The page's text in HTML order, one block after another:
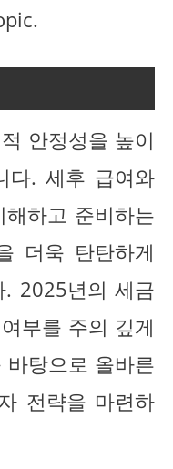
안정성을 높이
다. 세후 급여와
하고 준비하는
더욱 탄탄하게
. 2025년의 세금
부를 주의 깊게
탕으로 올바른
전략을 마련하